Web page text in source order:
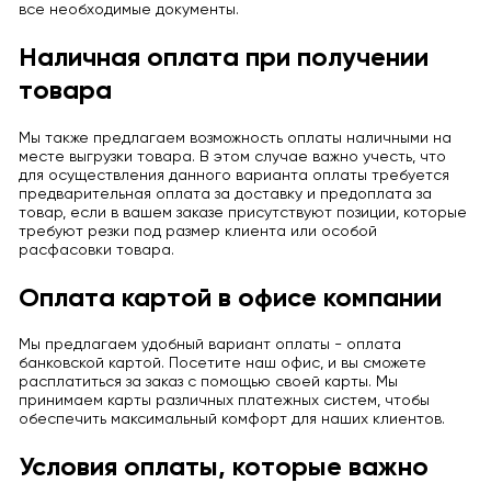
все необходимые документы.
Наличная оплата при получении
товара
Мы также предлагаем возможность оплаты наличными на
месте выгрузки товара. В этом случае важно учесть, что
для осуществления данного варианта оплаты требуется
предварительная оплата за доставку и предоплата за
товар, если в вашем заказе присутствуют позиции, которые
требуют резки под размер клиента или особой
расфасовки товара.
Оплата картой в офисе компании
Мы предлагаем удобный вариант оплаты - оплата
банковской картой. Посетите наш офис, и вы сможете
расплатиться за заказ с помощью своей карты. Мы
принимаем карты различных платежных систем, чтобы
обеспечить максимальный комфорт для наших клиентов.
Условия оплаты, которые важно